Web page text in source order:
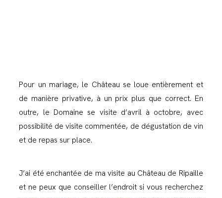
Pour un mariage, le Château se loue entièrement et
de manière privative, à un prix plus que correct. En
outre, le Domaine se visite d’avril à octobre, avec
possibilité de visite commentée, de dégustation de vin
et de repas sur place.
J’ai été enchantée de ma visite au Château de Ripaille
et ne peux que conseiller l’endroit si vous recherchez